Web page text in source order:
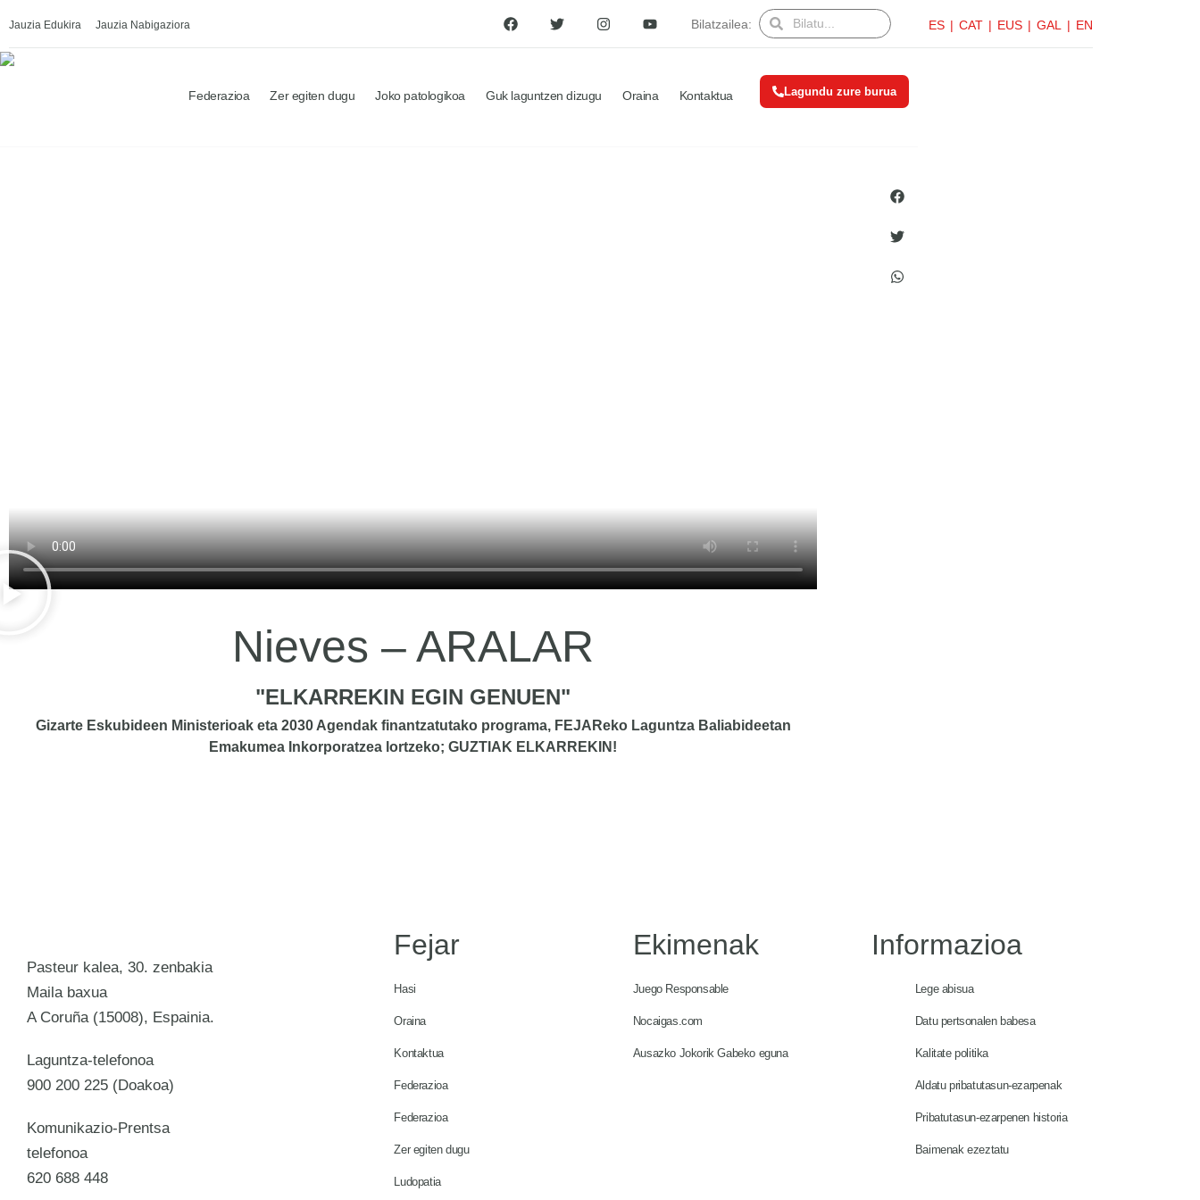
Jauzia Edukira Jauzia Nabigaziora Bilatzailea: ES CAT EUS GAL EN
Federazioa Zer egiten dugu Joko patologikoa Guk laguntzen dizugu Oraina Kontaktua Lagundu zure burua
Nieves – ARALAR
"ELKARREKIN EGIN GENUEN"
Gizarte Eskubideen Ministerioak eta 2030 Agendak finantzatutako programa, FEJAReko Laguntza Baliabideetan
Emakumea Inkorporatzea lortzeko; GUZTIAK ELKARREKIN!
Pasteur kalea, 30. zenbakia
Maila baxua
A Coruña (15008), Espainia.
Laguntza-telefonoa
900 200 225 (Doakoa)
Komunikazio-Prentsa
telefonoa
620 688 448
Fejar
Hasi
Oraina
Kontaktua
Federazioa
Federazioa
Zer egiten dugu
Ludopatia
Ekimenak
Juego Responsable
Nocaigas.com
Ausazko Jokorik Gabeko eguna
Informazioa
Lege abisua
Datu pertsonalen babesa
Kalitate politika
Aldatu pribatutasun-ezarpenak
Pribatutasun-ezarpenen historia
Baimenak ezeztatu